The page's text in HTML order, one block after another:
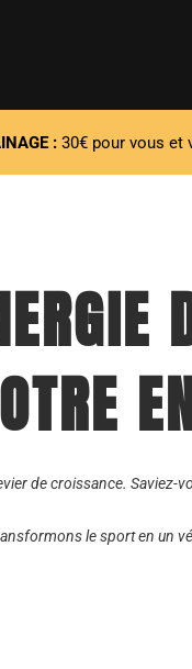
: 30€ pour vous et
de croissance. Saviez-
le sport en un